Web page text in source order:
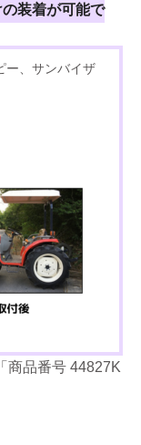
装着が可能で
、サンバイザ
商品番号 44827K